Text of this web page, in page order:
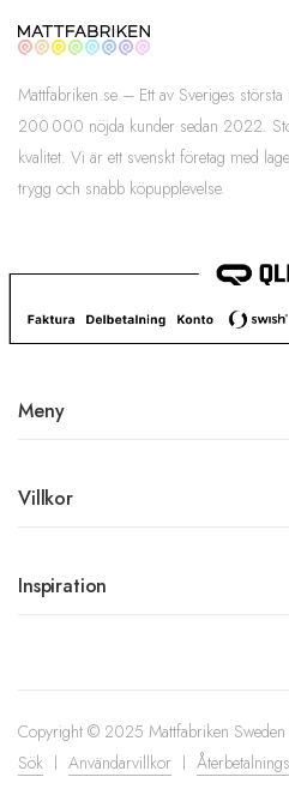
Mattfabriken.se – Ett av Sveriges
200 000 nöjda kunder sedan 2022.
kvalitet. Vi är ett svenskt företag med
trygg och snabb köpupplevelse.
Meny
Villkor
Inspiration
Copyright © 2025 Mattfabriken Sweden
Sök
Användarvillkor